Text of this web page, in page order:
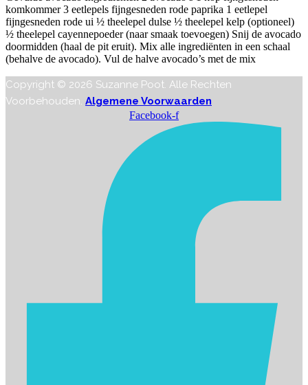
komkommer 3 eetlepels fijngesneden rode paprika 1 eetlepel
fijngesneden rode ui ½ theelepel dulse ½ theelepel kelp (optioneel)
½ theelepel cayennepoeder (naar smaak toevoegen) Snij de avocado
doormidden (haal de pit eruit). Mix alle ingrediënten in een schaal
(behalve de avocado). Vul de halve avocado’s met de mix
Copyright © 2026 Suzanne Poot. Alle Rechten
Voorbehouden. Algemene Voorwaarden
Facebook-f